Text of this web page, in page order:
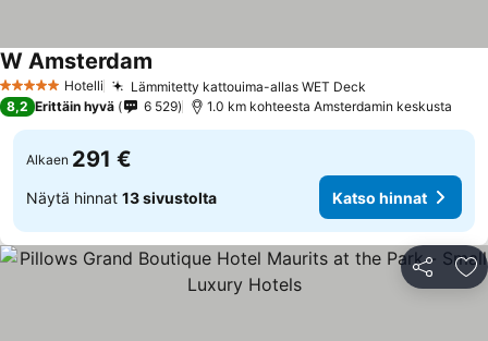
5 Tähtiluokitus
Hotelli Lämmitetty kattouima-allas WET Deck
W Amsterdam
8,2 Erittäin hyvä 6 529 1.0 km kohteesta Amsterdamin keskusta
Alkaen 291 €
Näytä hinnat 13 sivustolta Katso hinnat
Jaa